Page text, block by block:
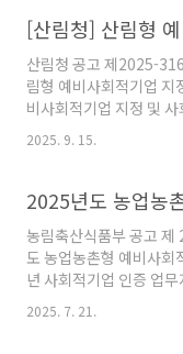
성을 위해 강원특별자치
원특별자치도지사
https://
한국사회적기업포털
산림청 공고 제2025-
림형 예비사회적기업 지
비사회적기업 지정 및
한 운영지침」
제1차 산림형 예비사회
9. 26. 18:00까지ㅇ 접수
적기업 통합사업관리
ㅇ 문의처- 산림청 안
481-1855)- 한국사회
터(☎ 1551-2024), 한
1661-4006)붙임 2025
2025. 9. 15.
농림축산식품부 공고
도 농업농촌형 예비사
년 사회적기업 인증 업
2025년도 농업·농촌형
2025. 7. 21.